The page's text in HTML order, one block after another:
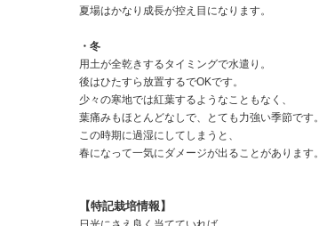
夏場はかなり成長が控え目になります。
・冬
用土が全乾きするタイミングで水遣り。
後はひたすら放置するでOKです。
少々の寒地では紅葉するようなこともなく、
葉痛みもほとんどなしで、とても力強い季節です。
この時期に過湿にしてしまうと、
春になって一気にダメージが出ることがあります。
【特記栽培情報】